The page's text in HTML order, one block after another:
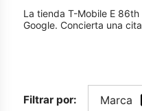
La tienda T-Mobile E
Google. Concierta una
Filtrar por: Marca